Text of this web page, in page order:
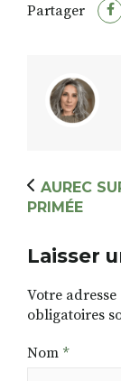
Partager
AUREC
PRIMÉE
Laisser
Votre
obligatoires
Nom *